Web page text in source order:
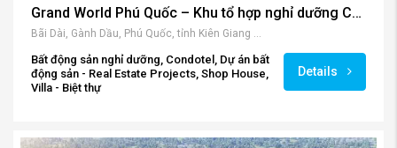
Grand World Phú Quốc – Khu tổ hợp nghỉ dưỡng Casino đẳng cấp
Bãi Dài, Gành Dầu, Phú Quốc, tỉnh Kiên Giang 92000, Vietnam
Bất động sản nghỉ dưỡng, Condotel, Dự án bất
động sản - Real Estate Projects, Shop House,
Villa - Biệt thự
Details